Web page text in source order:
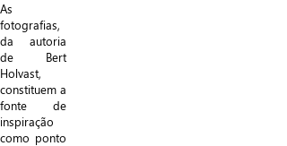
As
fotografias,
da autoria
de Bert
Holvast,
constituem a
fonte de
inspiração
como ponto